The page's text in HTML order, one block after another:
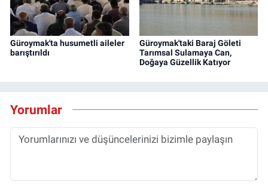
Güroymak'ta husumetli aileler
barıştırıldı
Güroymak'taki Baraj Göleti
Tarımsal Sulamaya Can,
Doğaya Güzellik Katıyor
Yorumlar